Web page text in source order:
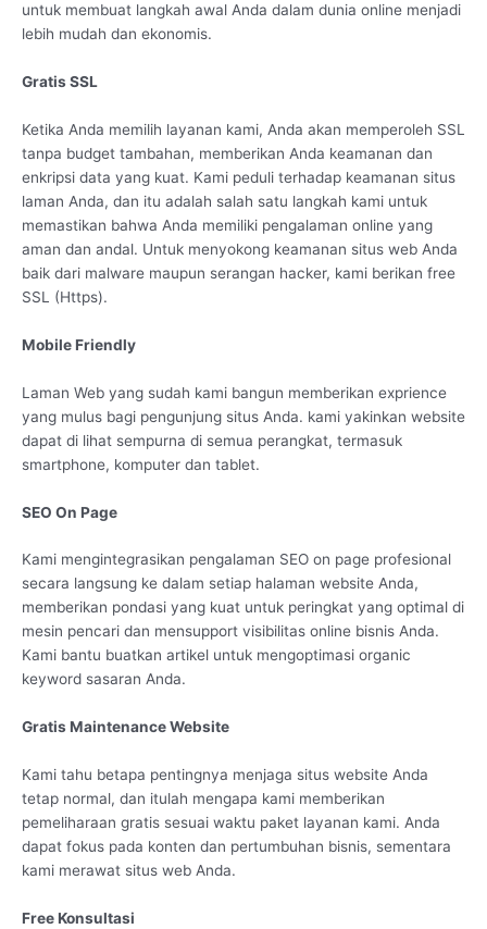
untuk membuat langkah awal Anda dalam dunia online menjadi
lebih mudah dan ekonomis.
Gratis SSL
Ketika Anda memilih layanan kami, Anda akan memperoleh SSL
tanpa budget tambahan, memberikan Anda keamanan dan
enkripsi data yang kuat. Kami peduli terhadap keamanan situs
laman Anda, dan itu adalah salah satu langkah kami untuk
memastikan bahwa Anda memiliki pengalaman online yang
aman dan andal. Untuk menyokong keamanan situs web Anda
baik dari malware maupun serangan hacker, kami berikan free
SSL (Https).
Mobile Friendly
Laman Web yang sudah kami bangun memberikan exprience
yang mulus bagi pengunjung situs Anda. kami yakinkan website
dapat di lihat sempurna di semua perangkat, termasuk
smartphone, komputer dan tablet.
SEO On Page
Kami mengintegrasikan pengalaman SEO on page profesional
secara langsung ke dalam setiap halaman website Anda,
memberikan pondasi yang kuat untuk peringkat yang optimal di
mesin pencari dan mensupport visibilitas online bisnis Anda.
Kami bantu buatkan artikel untuk mengoptimasi organic
keyword sasaran Anda.
Gratis Maintenance Website
Kami tahu betapa pentingnya menjaga situs website Anda
tetap normal, dan itulah mengapa kami memberikan
pemeliharaan gratis sesuai waktu paket layanan kami. Anda
dapat fokus pada konten dan pertumbuhan bisnis, sementara
kami merawat situs web Anda.
Free Konsultasi